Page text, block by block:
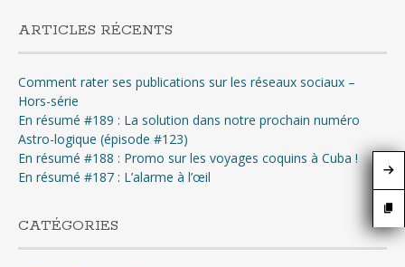
ARTICLES RÉCENTS
Comment rater ses publications sur les réseaux sociaux –
Hors-série
En résumé #189 : La solution dans notre prochain numéro
Astro-logique (épisode #123)
En résumé #188 : Promo sur les voyages coquins à Cuba !
En résumé #187 : L’alarme à l’œil
CATÉGORIES